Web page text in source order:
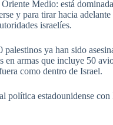
Medio: está
y para tirar hacia
israelíes.
ya han sido
armas que incluye 50
como dentro de Israel.
política estadounidense